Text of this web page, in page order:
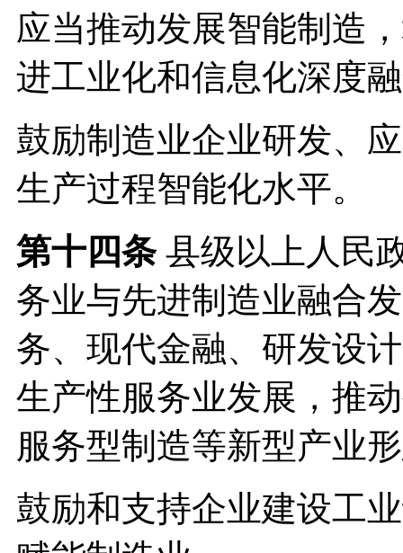
应当推动发展智能制造
进工业化和信息化深度
鼓励制造业企业研发、
生产过程智能化水平。
第十四条县级以上人民
务业与先进制造业融合
务、现代金融、研发设
生产性服务业发展，推
服务型制造等新型产业
鼓励和支持企业建设工